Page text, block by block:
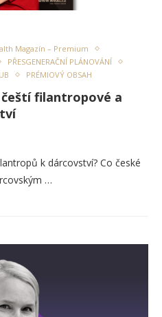
Magazín – Premium
PŘESGENERAČNÍ PLÁNOVÁNÍ
PRÉMIOVÝ OBSAH
čeští filantropové a
k dárcovství? Co české
…